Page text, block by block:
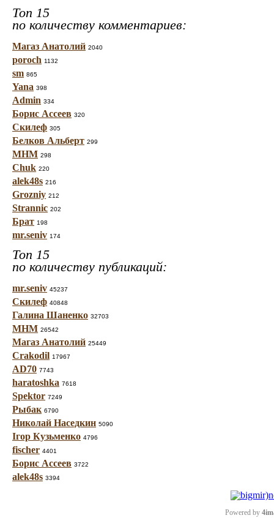
Топ 15
по количеству комментариев:
Магаз Анатолий 2040
poroch 1132
sm 865
Yana 398
Admin 334
Борис Ассеев 320
Скилеф 305
Белков Альберт 299
МНМ 298
Chuk 220
alek48s 216
Grozniy 212
Strannic 202
Брат 198
mr.seniv 174
Топ 15
по количеству публикаций:
mr.seniv 45237
Скилеф 40848
Галина Шаненко 32703
МНМ 26542
Магаз Анатолий 25449
Crakodil 17967
AD70 7743
haratoshka 7618
Spektor 7249
Рыбак 6790
Николай Наседкин 5090
Ігор Кузьменко 4796
fischer 4401
Борис Ассеев 3722
alek48s 3394
Powered by